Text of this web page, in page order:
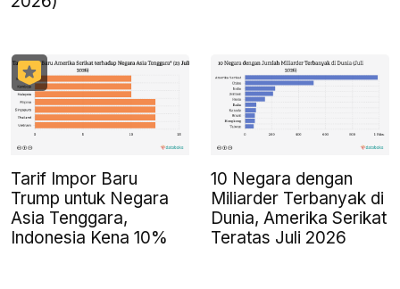
Tarif Impor Baru
Trump untuk Negara
Asia Tenggara,
Indonesia Kena 10%
10 Negara dengan
Miliarder Terbanyak di
Dunia, Amerika Serikat
Teratas Juli 2026